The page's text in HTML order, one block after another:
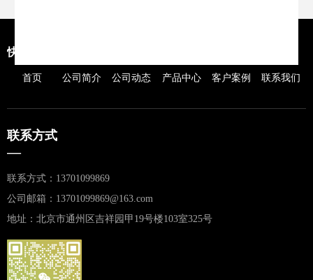
快捷导航
首页 公司简介 公司动态 产品中心 客户案例 联系我们
联系方式
—
联系方式：13701099869
公司邮箱：13701099869@163.com
地址：北京市通州区吉祥园甲19号楼103室325号